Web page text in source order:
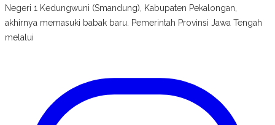
Negeri 1 Kedungwuni (Smandung), Kabupaten Pekalongan,
akhirnya memasuki babak baru. Pemerintah Provinsi Jawa Tengah
melalui